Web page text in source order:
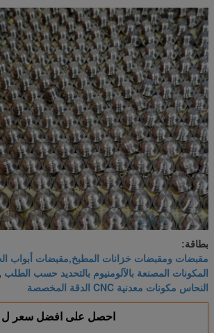
بطاقة:
مقبضات ومقبضات خزانات المطبخ,مقبضات أبواب
المكونات المصنعة بالآلومنيوم بالتحديد حسب الطلب ,
النحاس مكونات معدنية CNC الدقة المخصصة
احصل على افضل سعر ل